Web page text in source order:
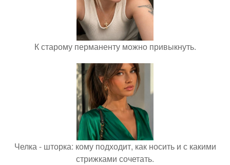
К старому перманенту можно привыкнуть.
Челка - шторка: кому подходит, как носить и с какими
стрижками сочетать.